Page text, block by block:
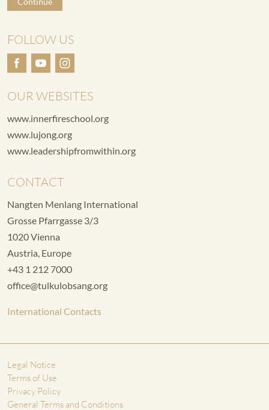
FOLLOW US
OUR WEBSITES
www.innerfireschool.org
www.lujong.org
www.leadershipfromwithin.org
CONTACT
Nangten Menlang International
Grosse Pfarrgasse 3/3
1020 Vienna
Austria, Europe
+43 1 212 7000
office@tulkulobsang.org
International Contacts
Legal Notice
Terms of Use
Privacy Policy
General Terms and Conditions